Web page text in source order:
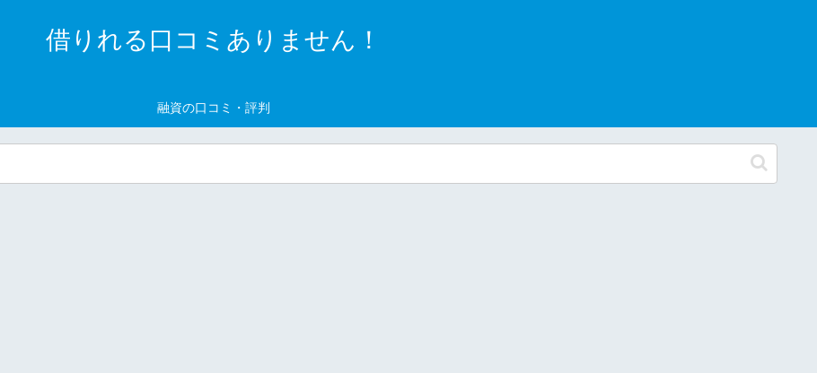
借りれる口コミありません！
融資の口コミ・評判